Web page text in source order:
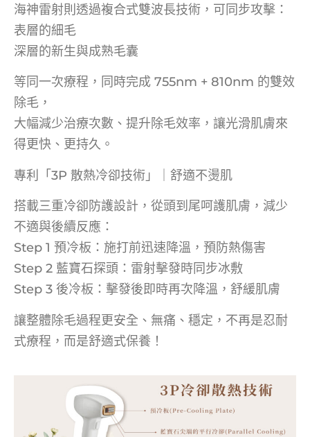
海神雷射則透過複合式雙波長技術，可同步攻擊：
表層的細毛
深層的新生與成熟毛囊
等同一次療程，同時完成 755nm + 810nm 的雙效
除毛，
大幅減少治療次數、提升除毛效率，讓光滑肌膚來
得更快、更持久。
專利「3P 散熱冷卻技術」｜舒適不燙肌
搭載三重冷卻防護設計，從頭到尾呵護肌膚，減少
不適與後續反應：
Step 1 預冷板：施打前迅速降溫，預防熱傷害
Step 2 藍寶石探頭：雷射擊發時同步冰敷
Step 3 後冷板：擊發後即時再次降溫，舒緩肌膚
讓整體除毛過程更安全、無痛、穩定，不再是忍耐
式療程，而是舒適式保養！